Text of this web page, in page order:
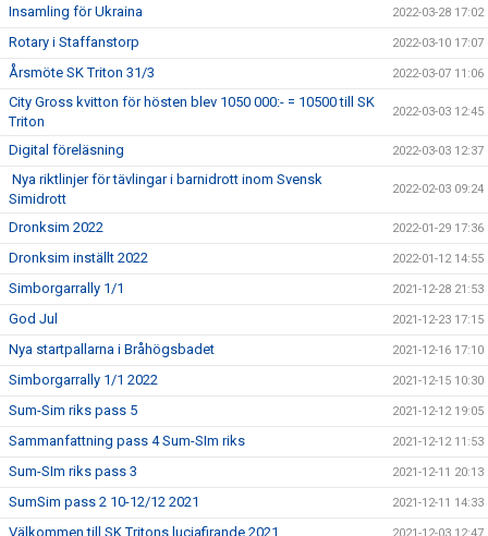
Insamling för Ukraina 2022-03-28 17:02
Rotary i Staffanstorp 2022-03-10 17:07
Årsmöte SK Triton 31/3 2022-03-07 11:06
City Gross kvitton för hösten blev 1050 000:- = 10500 till SK
Triton
2022-03-03 12:45
Digital föreläsning 2022-03-03 12:37
Nya riktlinjer för tävlingar i barnidrott inom Svensk
Simidrott
2022-02-03 09:24
Dronksim 2022 2022-01-29 17:36
Dronksim inställt 2022 2022-01-12 14:55
Simborgarrally 1/1 2021-12-28 21:53
God Jul 2021-12-23 17:15
Nya startpallarna i Bråhögsbadet 2021-12-16 17:10
Simborgarrally 1/1 2022 2021-12-15 10:30
Sum-Sim riks pass 5 2021-12-12 19:05
Sammanfattning pass 4 Sum-SIm riks 2021-12-12 11:53
Sum-SIm riks pass 3 2021-12-11 20:13
SumSim pass 2 10-12/12 2021 2021-12-11 14:33
Välkommen till SK Tritons luciafirande 2021